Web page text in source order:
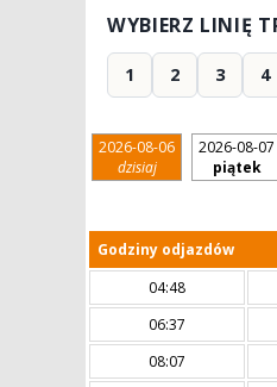
WYBIERZ LINIĘ
1 2 3 4
2026-08-06
dzisiaj
2026-08-07
piątek
Godziny odjazdów
04:48
06:37
08:07